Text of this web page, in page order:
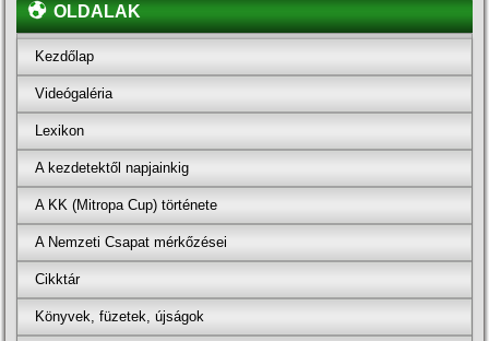
OLDALAK
Kezdőlap
Videógaléria
Lexikon
A kezdetektől napjainkig
A KK (Mitropa Cup) története
A Nemzeti Csapat mérkőzései
Cikktár
Könyvek, füzetek, újságok